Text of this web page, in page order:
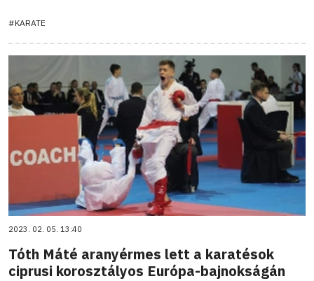
#KARATE
2023. 02. 05. 13:40
Tóth Máté aranyérmes lett a karatésok
ciprusi korosztályos Európa-bajnokságán